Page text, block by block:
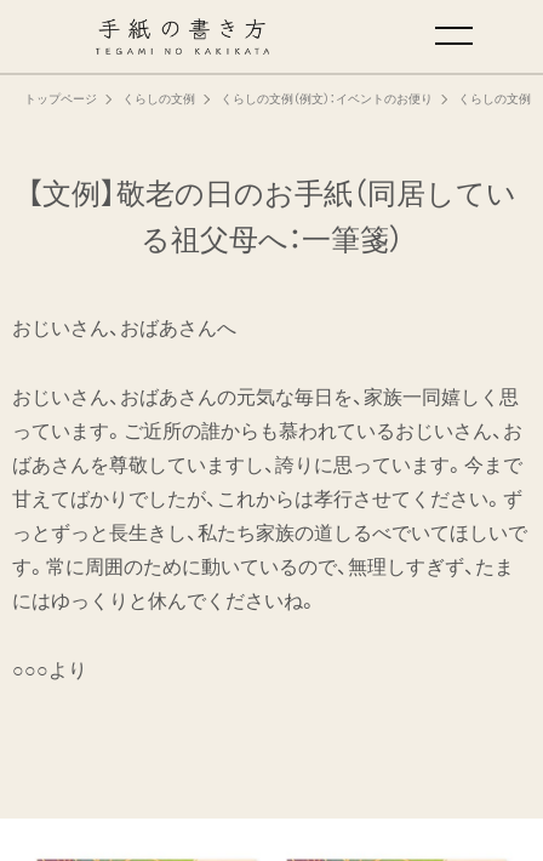
トップページ くらしの文例 くらしの文例（例文）：イベントのお便り くらしの文例（
【文例】敬老の日のお手紙（同居してい
る祖父母へ：一筆箋）
おじいさん、おばあさんへ
おじいさん、おばあさんの元気な毎日を、家族一同嬉しく思
っています。ご近所の誰からも慕われているおじいさん、お
ばあさんを尊敬していますし、誇りに思っています。今まで
甘えてばかりでしたが、これからは孝行させてください。ず
っとずっと長生きし、私たち家族の道しるべでいてほしいで
す。常に周囲のために動いているので、無理しすぎず、たま
にはゆっくりと休んでくださいね。
○○○より
手紙の基本
仕事の手紙の書き方
くらしの文例
仕事の文例
特集
ミドリオフィシャルサイト